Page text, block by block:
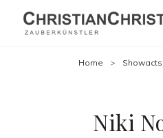
Home > Showacts
Niki